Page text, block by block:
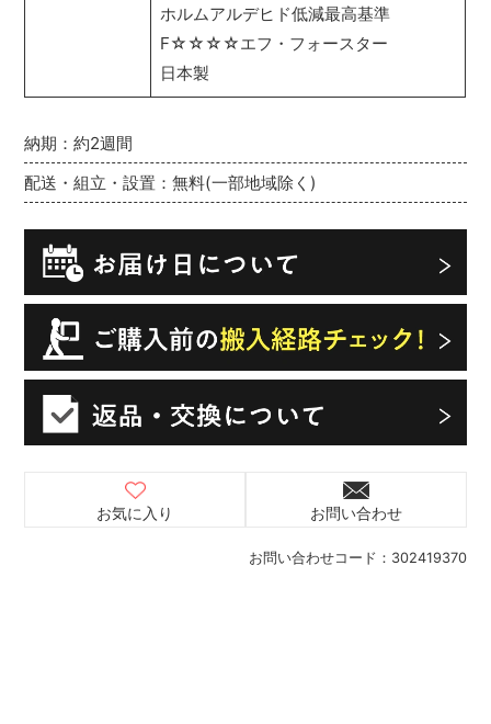
お問い合わせコード： 302419370
納期：約2週間
配送・組立・設置：無料(一部地域除く)
お気に入り お問い合わせ
ホルムアルデヒド低減最高基準
F☆☆☆☆エフ・フォースター
日本製